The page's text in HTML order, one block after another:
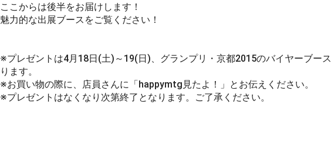
ここからは後半をお届けします！
魅力的な出展ブースをご覧ください！
※プレゼントは4月18日(土)～19(日)、グランプリ・京都2015のバイヤーブー
ります。
※お買い物の際に、店員さんに「happymtg見たよ！」とお伝えください。
※プレゼントはなくなり次第終了となります。ご了承ください。